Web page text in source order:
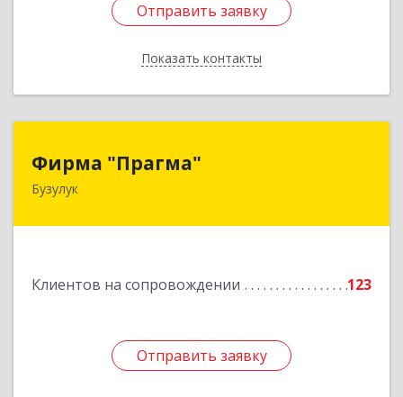
Отправить заявку
Показать контакты
Отправить заявку
Назад
Фирма "Прагма"
Бузулук
Клиентов на сопровождении 123
Отправить заявку
461040, Оренбургская обл, Бузулукский р-н,
Отправить заявку